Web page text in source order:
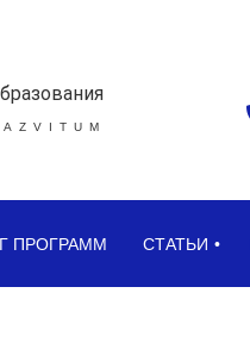
ПРОГРАММ СТАТЬИ